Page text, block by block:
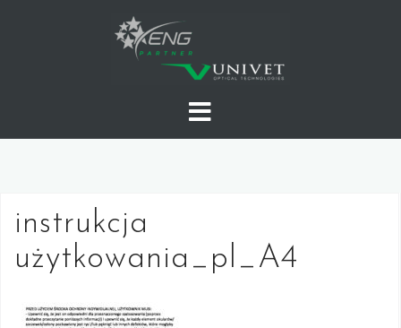
instrukcja
użytkowania_pl_A4